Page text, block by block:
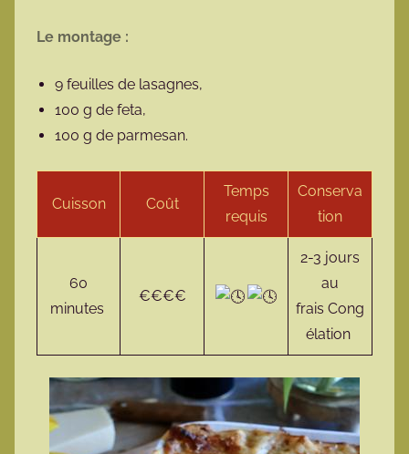
Le montage :
9 feuilles de lasagnes,
100 g de feta,
100 g de parmesan.
Cuisson Coût
Temps
requis
Conserva
tion
60
minutes
€€€€
2-3 jours
au
frais Cong
élation